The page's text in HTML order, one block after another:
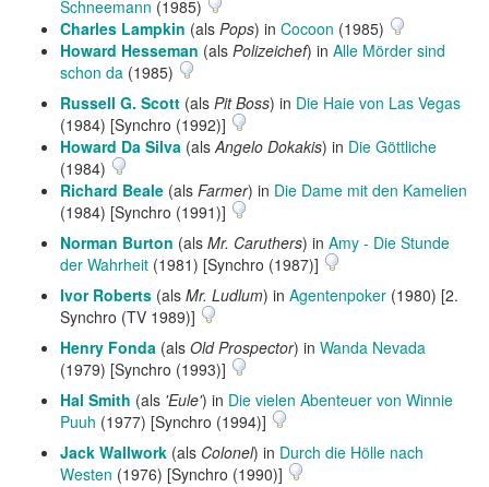
Schneemann (1985)
Charles Lampkin (als Pops) in Cocoon (1985)
Howard Hesseman (als Polizeichef) in Alle Mörder sind
schon da (1985)
Russell G. Scott (als Pit Boss) in Die Haie von Las Vegas
(1984) [Synchro (1992)]
Howard Da Silva (alsAngelo Dokakis) in Die Göttliche
(1984)
Richard Beale (als Farmer) in Die Dame mit den Kamelien
(1984) [Synchro (1991)]
Norman Burton (als Mr. Caruthers) in Amy - Die Stunde
der Wahrheit (1981) [Synchro (1987)]
Ivor Roberts (als Mr. Ludlum) in Agentenpoker (1980) [2.
Synchro (TV 1989)]
Henry Fonda (als Old Prospector) in Wanda Nevada
(1979) [Synchro (1993)]
Hal Smith (als 'Eule') in Die vielen Abenteuer von Winnie
Puuh (1977) [Synchro (1994)]
Jack Wallwork (als Colonel) in Durch die Hölle nach
Westen (1976) [Synchro (1990)]